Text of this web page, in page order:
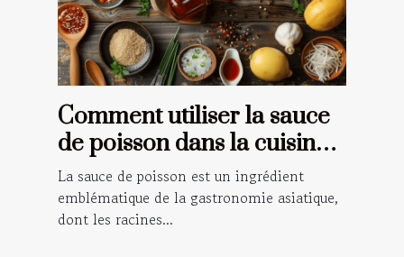
Comment utiliser la sauce
de poisson dans la cuisine
traditionnelle asiatique
La sauce de poisson est un ingrédient
emblématique de la gastronomie asiatique,
dont les racines...